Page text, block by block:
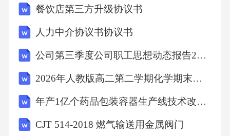
统文化，还能够增进社区成员之间的交流与合
作，营造和谐氛围。同时，本次活动也将提升
社区的知名度和影响力，吸引更多民众参与社
区活动，增强社区居民的归属感和凝聚力。
十、附录（此处可附加活动流程图、预算表、
组织机构成员名单等相关资料）总结：本次中
秋佳节主题活动方案策划书旨在通过丰富多彩
餐饮店第三方升级协议书
人力中介协议书协议书
公司第三季度公司职工思想动态报告2026(3篇)
2026年人教版高二第二学期化学期末普通基础测评试卷（附答案可下载）
年产1亿个药品包装容器生产线技术改造项目可行性研究报告模板-立项申报用
CJT 514-2018 燃气输送用金属阀门